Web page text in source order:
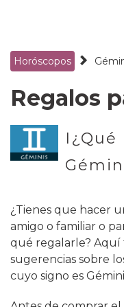
Horóscopos
Regalos
I ¿Qué
¿Tienes que hacer
amigo o familiar o
qué regalarle? Aquí
sugerencias sobre
cuyo signo es